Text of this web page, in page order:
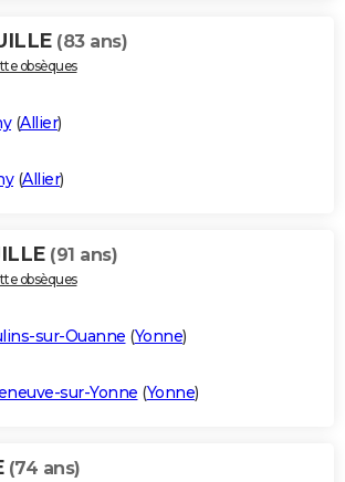
(83 ans)
obsèques
(Allier)
(Allier)
(91 ans)
obsèques
sur-Ouanne (Yonne)
sur-Yonne (Yonne)
(74 ans)